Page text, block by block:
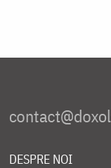
DESPRE NOI